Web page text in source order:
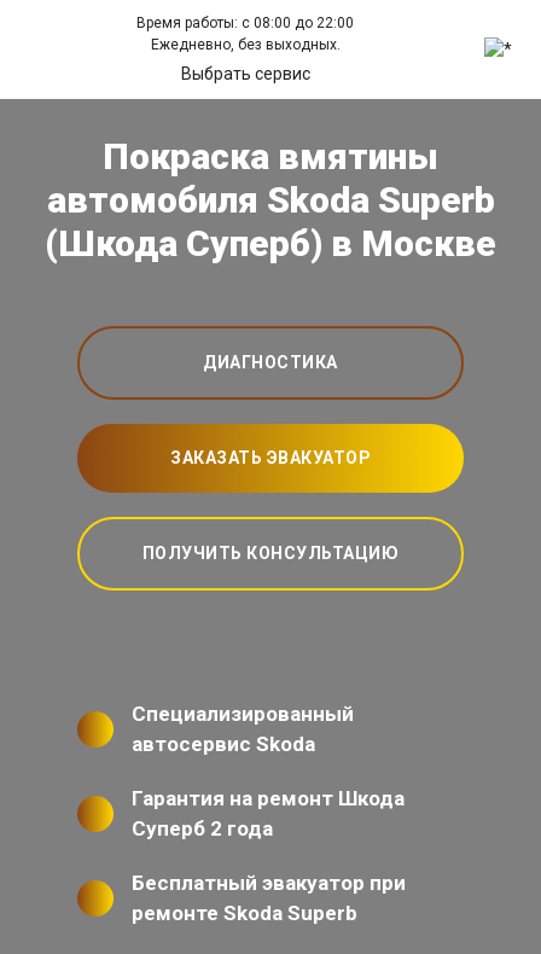
Время работы: с 08:00 до 22:00
Ежедневно, без выходных.
Выбрать сервис
Покраска вмятины
автомобиля Skoda Superb
(Шкода Суперб) в Москве
ДИАГНОСТИКА
ЗАКАЗАТЬ ЭВАКУАТОР
ПОЛУЧИТЬ КОНСУЛЬТАЦИЮ
Специализированный
автосервис Skoda
Гарантия на ремонт Шкода
Суперб 2 года
Бесплатный эвакуатор при
ремонте Skoda Superb